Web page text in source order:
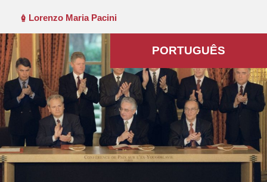
Lorenzo Maria Pacini
PORTUGUÊS